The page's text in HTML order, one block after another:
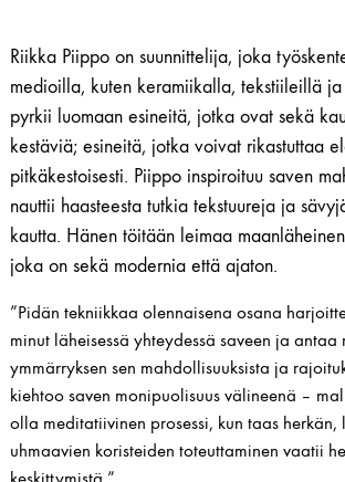
Riikka Piippo on suunnittelija, joka
medioilla, kuten keramiikalla, tekstiileillä
pyrkii luomaan esineitä, jotka ovat sekä
kestäviä; esineitä, jotka voivat rikastuttaa
pitkäkestoisesti. Piippo inspiroituu saven
nauttii haasteesta tutkia tekstuureja ja
kautta. Hänen töitään leimaa
joka on sekä modernia että ajaton.
”Pidän tekniikkaa olennaisena osana
minut läheisessä yhteydessä saveen ja antaa
ymmärryksen sen mahdollisuuksista ja
kiehtoo saven monipuolisuus välineenä –
olla meditatiivinen prosessi, kun taas
uhmaavien koristeiden toteuttaminen vaatii